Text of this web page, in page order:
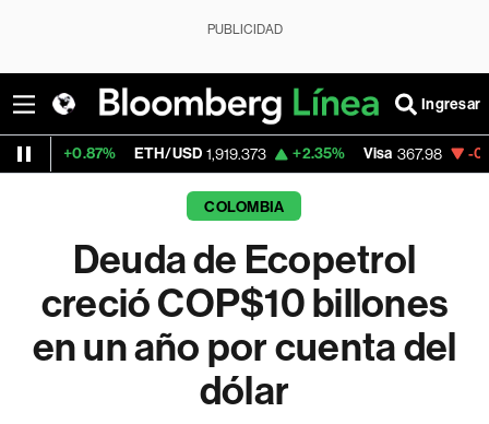
PUBLICIDAD
Ingresar
ETH/USD 1,919.373 +2.35% Visa 367.98 -0.44%
COLOMBIA
Deuda de Ecopetrol
creció COP$10 billones
en un año por cuenta del
dólar